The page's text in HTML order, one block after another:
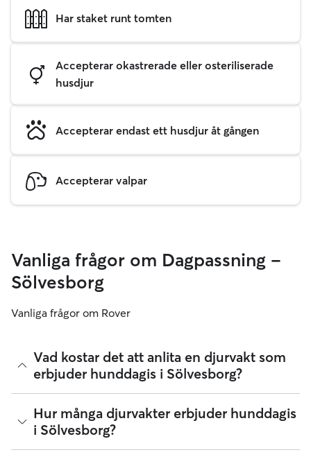
Har staket runt tomten
Accepterar okastrerade eller osteriliserade
husdjur
Accepterar endast ett husdjur åt gången
Accepterar valpar
Vanliga frågor om Dagpassning –
Sölvesborg
Vanliga frågor om Rover
Vad kostar det att anlita en djurvakt som
erbjuder hunddagis i Sölvesborg?
Djurvakter på Rover väljer sina egna priser.
Mediankostnaden för att anlita en djurvakt som erbjuder
dagpassning för hundar i Sölvesborg på Rover var augusti
2026 cirka 250 per dag, med Rovers serviceavgift inräknad.
Hur många djurvakter erbjuder hunddagis
i Sölvesborg?